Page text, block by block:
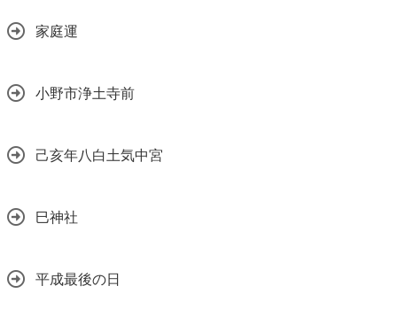
家庭運
小野市浄土寺前
己亥年八白土気中宮
巳神社
平成最後の日